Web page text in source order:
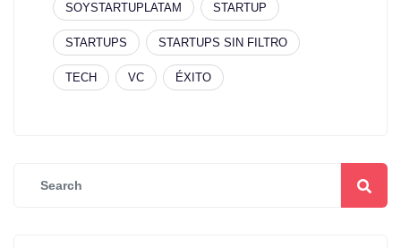
SOYSTARTUPLATAM STARTUP
STARTUPS STARTUPS SIN FILTRO
TECH VC ÉXITO